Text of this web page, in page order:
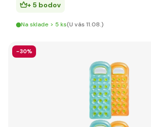
+ 5 bodov
Na sklade > 5 ks(U vás 11.08.)
-30%